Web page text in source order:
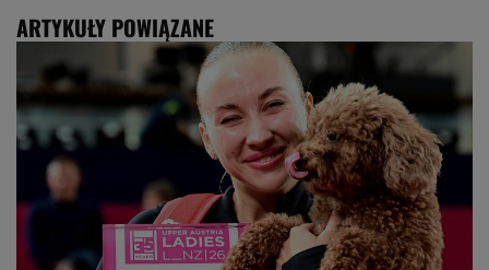
ARTYKUŁY POWIĄZANE